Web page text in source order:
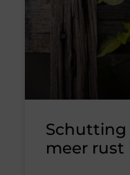
Schutting
meer rust